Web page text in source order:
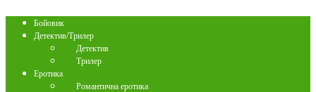
Бойовик
Детектив/Трилер
Детектив
Трилер
Еротика
Романтична еротика